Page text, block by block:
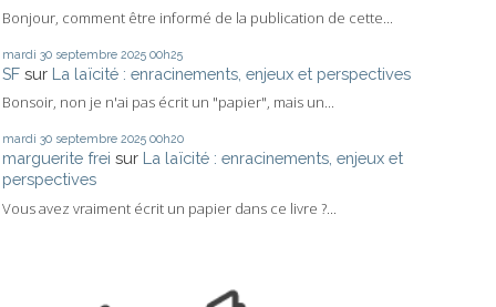
Bonjour, comment être informé de la publication de cette...
mardi 30 septembre 2025 00h25
SF sur La laïcité : enracinements, enjeux et perspectives
Bonsoir, non je n'ai pas écrit un "papier", mais un...
mardi 30 septembre 2025 00h20
marguerite frei sur La laïcité : enracinements, enjeux et
perspectives
Vous avez vraiment écrit un papier dans ce livre ?...